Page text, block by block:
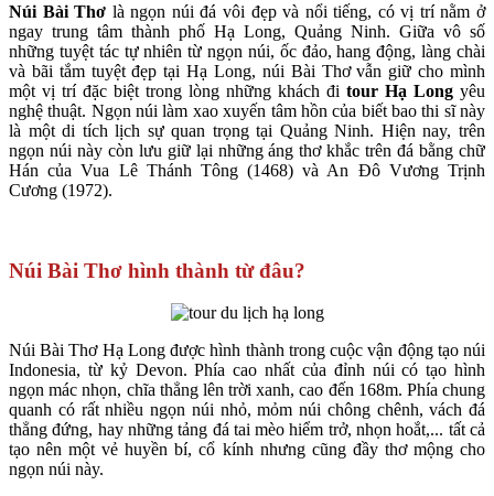
Núi Bài Thơ là ngọn núi đá vôi đẹp và nổi tiếng, có vị trí nằm ở
ngay trung tâm thành phố Hạ Long, Quảng Ninh. Giữa vô số
những tuyệt tác tự nhiên từ ngọn núi, ốc đảo, hang động, làng chài
và bãi tắm tuyệt đẹp tại Hạ Long, núi Bài Thơ vẫn giữ cho mình
một vị trí đặc biệt trong lòng những khách đi tour Hạ Long yêu
nghệ thuật. Ngọn núi làm xao xuyến tâm hồn của biết bao thi sĩ này
là một di tích lịch sự quan trọng tại Quảng Ninh. Hiện nay, trên
ngọn núi này còn lưu giữ lại những áng thơ khắc trên đá bằng chữ
Hán của Vua Lê Thánh Tông (1468) và An Đô Vương Trịnh
Cương (1972).
Núi Bài Thơ hình thành từ đâu?
Núi Bài Thơ Hạ Long được hình thành trong cuộc vận động tạo núi
Indonesia, từ kỷ Devon. Phía cao nhất của đỉnh núi có tạo hình
ngọn mác nhọn, chĩa thẳng lên trời xanh, cao đến 168m. Phía chung
quanh có rất nhiều ngọn núi nhỏ, mỏm núi chông chênh, vách đá
thẳng đứng, hay những tảng đá tai mèo hiểm trở, nhọn hoắt,... tất cả
tạo nên một vẻ huyền bí, cổ kính nhưng cũng đầy thơ mộng cho
ngọn núi này.